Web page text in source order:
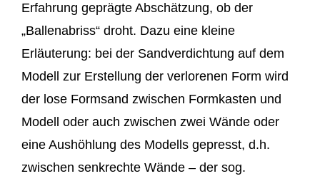
Erfahrung geprägte Abschätzung, ob der
„Ballenabriss“ droht. Dazu eine kleine
Erläuterung: bei der Sandverdichtung auf dem
Modell zur Erstellung der verlorenen Form wird
der lose Formsand zwischen Formkasten und
Modell oder auch zwischen zwei Wände oder
eine Aushöhlung des Modells gepresst, d.h.
zwischen senkrechte Wände – der sog.